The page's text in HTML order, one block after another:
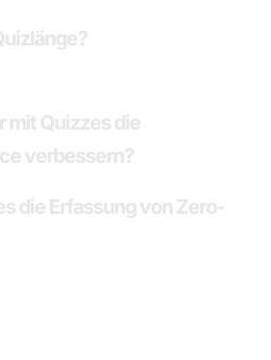
mit Quizzes die
verbessern?
die Erfassung von Zero-